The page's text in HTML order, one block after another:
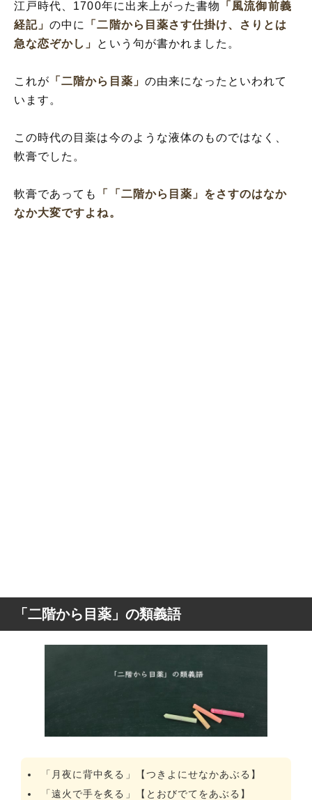
江戸時代、1700年に出来上がった書物
「風流御前義
経記」の中に
「二階から目薬さす仕掛け、さりとは
急な恋ぞかし」 という句が書かれました。
これが 「二階から目薬」 の由来になったといわれて
います。
この時代の目薬は今のような液体のものではなく、
軟膏でした。
軟膏であっても 「 「二階から目薬」 をさすのはなか
なか大変ですよね。
「二階から目薬」の類義語
「月夜に背中炙る」【つきよにせなかあぶる】
「遠火で手を炙る」【とおびでてをあぶる】